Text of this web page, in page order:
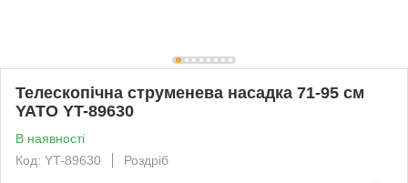
Телескопічна струменева насадка 71-95 см
YATO YT-89630
В наявності
Код: YT-89630
Роздріб